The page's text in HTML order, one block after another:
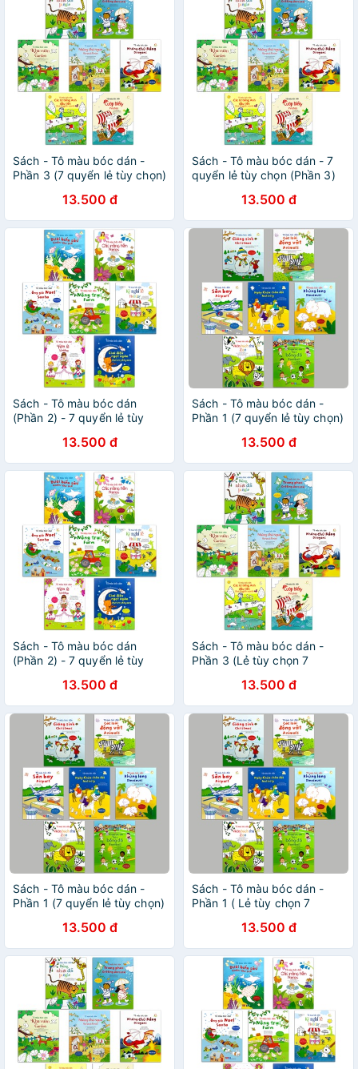
Sách - Tô màu bóc dán -
Phần 3 (7 quyển lẻ tùy chọn)
13.500 đ
Sách - Tô màu bóc dán - 7
quyển lẻ tùy chọn (Phần 3)
13.500 đ
Sách - Tô màu bóc dán
(Phần 2) - 7 quyển lẻ tùy
13.500 đ
Sách - Tô màu bóc dán -
Phần 1 (7 quyển lẻ tùy chọn)
13.500 đ
Sách - Tô màu bóc dán
(Phần 2) - 7 quyển lẻ tùy
13.500 đ
Sách - Tô màu bóc dán -
Phần 3 (Lẻ tùy chọn 7
13.500 đ
Sách - Tô màu bóc dán -
Phần 1 (7 quyển lẻ tùy chọn)
13.500 đ
Sách - Tô màu bóc dán -
Phần 1 ( Lẻ tùy chọn 7
13.500 đ